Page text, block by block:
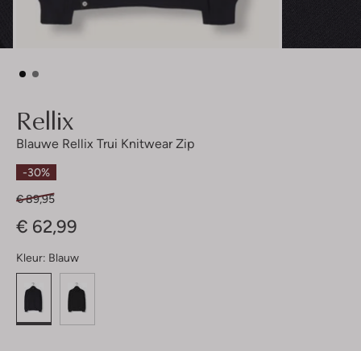
Rellix
Blauwe Rellix Trui Knitwear Zip
-30%
€ 89,95
€ 62,99
Kleur: Blauw